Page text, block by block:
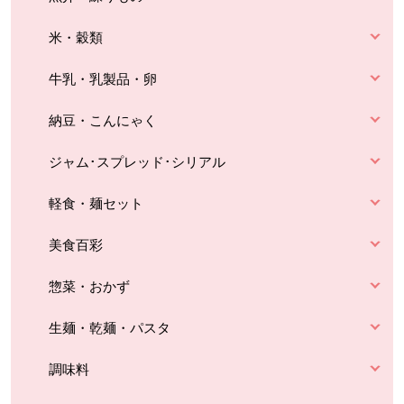
米・穀類
牛乳・乳製品・卵
納豆・こんにゃく
ジャム･スプレッド･シリアル
軽食・麺セット
美食百彩
惣菜・おかず
生麺・乾麺・パスタ
調味料